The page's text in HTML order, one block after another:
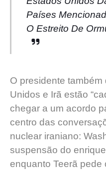
Países
O Estreito De
O presidente
Unidos e Irã estão
chegar a um acordo
centro das
nuclear iraniano:
suspensão do
enquanto Teerã pede